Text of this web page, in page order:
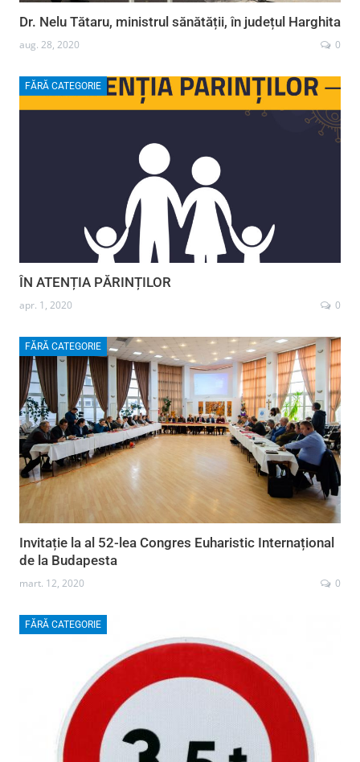
Dr. Nelu Tătaru, ministrul sănătății, în județul Harghita
aug. 28, 2020 0
FĂRĂ CATEGORIE
ÎN ATENȚIA PĂRINȚILOR
apr. 1, 2020 0
FĂRĂ CATEGORIE
Invitație la al 52-lea Congres Euharistic Internațional
de la Budapesta
mart. 12, 2020 0
FĂRĂ CATEGORIE